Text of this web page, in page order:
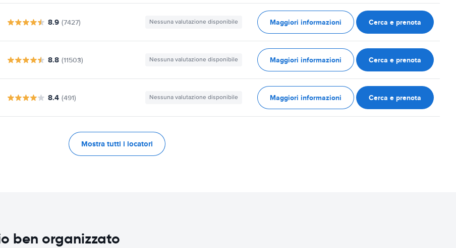
8.9 (7427) Nessuna valutazione disponibile Maggiori informazioni Cerca e prenota
8.8 (11503) Nessuna valutazione disponibile Maggiori informazioni Cerca e prenota
8.4 (491) Nessuna valutazione disponibile Maggiori informazioni Cerca e prenota
Mostra tutti i locatori
ben organizzato